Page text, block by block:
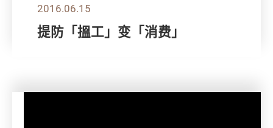
2016.06.15
提防「搵工」变「消费」